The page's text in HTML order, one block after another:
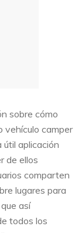
sobre cómo
vehículo camper
útil aplicación
de ellos
comparten
lugares para
así
todos los